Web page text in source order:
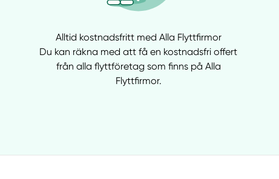
Alltid kostnadsfritt med Alla Flyttfirmor
Du kan räkna med att få en kostnadsfri offert
från alla flyttföretag som finns på Alla
Flyttfirmor.